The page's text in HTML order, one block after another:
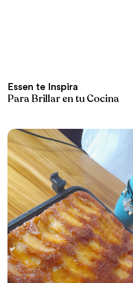
Essen te Inspira
Para Brillar en tu Cocina